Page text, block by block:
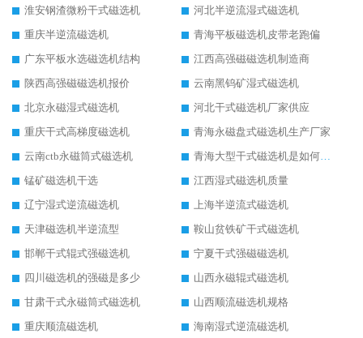
淮安钢渣微粉干式磁选机
河北半逆流湿式磁选机
重庆半逆流磁选机
青海平板磁选机皮带老跑偏
广东平板水选磁选机结构
江西高强磁磁选机制造商
陕西高强磁磁选机报价
云南黑钨矿湿式磁选机
北京永磁湿式磁选机
河北干式磁选机厂家供应
重庆干式高梯度磁选机
青海永磁盘式磁选机生产厂家
云南ctb永磁筒式磁选机
青海大型干式磁选机是如何选矿的
锰矿磁选机干选
江西湿式磁选机质量
辽宁湿式逆流磁选机
上海半逆流式磁选机
天津磁选机半逆流型
鞍山贫铁矿干式磁选机
邯郸干式辊式强磁选机
宁夏干式强磁磁选机
四川磁选机的强磁是多少
山西永磁辊式磁选机
甘肃干式永磁筒式磁选机
山西顺流磁选机规格
重庆顺流磁选机
海南湿式逆流磁选机